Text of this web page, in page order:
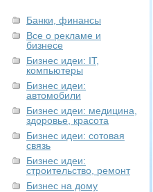
Банки, финансы
Все о рекламе и
бизнесе
Бизнес идеи: IT,
компьютеры
Бизнес идеи:
автомобили
Бизнес идеи: медицина,
здоровье, красота
Бизнес идеи: сотовая
связь
Бизнес идеи:
строительство, ремонт
Бизнес на дому